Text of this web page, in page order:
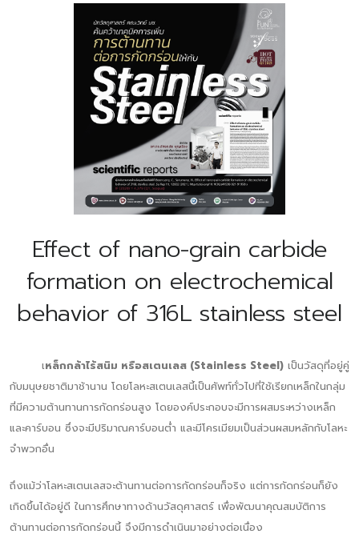
Effect of nano-grain carbide
formation on electrochemical
behavior of 316L stainless steel
เหล็กกล้าไร้สนิม หรือสเตนเลส (Stainless Steel) เป็นวัสดุที่อยู่คู่
กับมนุษยชาติมาช้านาน โดยโลหะสเตนเลสนี้เป็นศัพท์ทั่วไปที่ใช้เรียกเหล็กในกลุ่ม
ที่มีความต้านทานการกัดกร่อนสูง โดยองค์ประกอบจะมีการผสมระหว่างเหล็ก
และคาร์บอน ซึ่งจะมีปริมาณคาร์บอนต่ำ และมีโครเมียมเป็นส่วนผสมหลักกับโลหะ
จำพวกอื่น
ถึงแม้ว่าโลหะสเตนเลสจะต้านทานต่อการกัดกร่อนก็จริง แต่การกัดกร่อนก็ยัง
เกิดขึ้นได้อยู่ดี ในการศึกษาทางด้านวัสดุศาสตร์ เพื่อพัฒนาคุณสมบัติการ
ต้านทานต่อการกัดกร่อนนี้ จึงมีการดำเนินมาอย่างต่อเนื่อง